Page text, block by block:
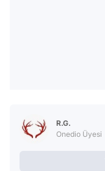
R.G.
Onedio Üyesi